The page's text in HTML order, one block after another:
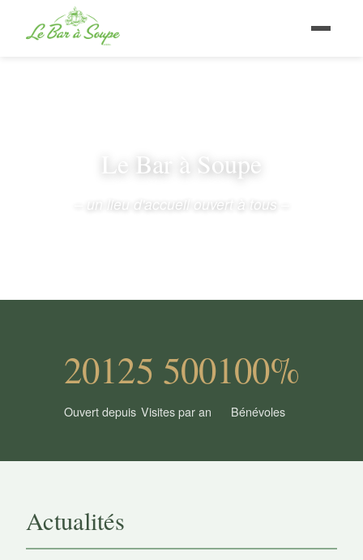
Le Bar à Soupe
– un lieu d'accueil ouvert à tous –
2012
Ouvert depuis
5 500
Visites par an
100%
Bénévoles
Actualités